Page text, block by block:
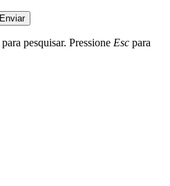
Enviar
para pesquisar. Pressione Esc para